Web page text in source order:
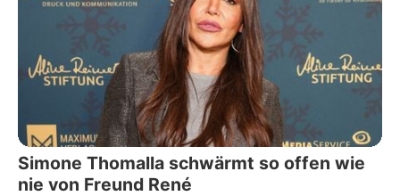
Simone Thomalla schwärmt so offen wie
nie von Freund René